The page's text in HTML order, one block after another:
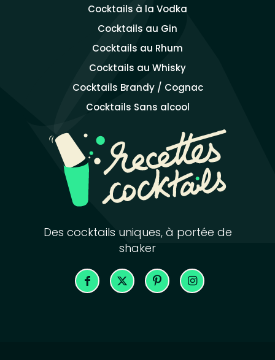
Cocktails à la Vodka
Cocktails au Gin
Cocktails au Rhum
Cocktails au Whisky
Cocktails Brandy / Cognac
Cocktails Sans alcool
Des cocktails uniques, à portée de
shaker